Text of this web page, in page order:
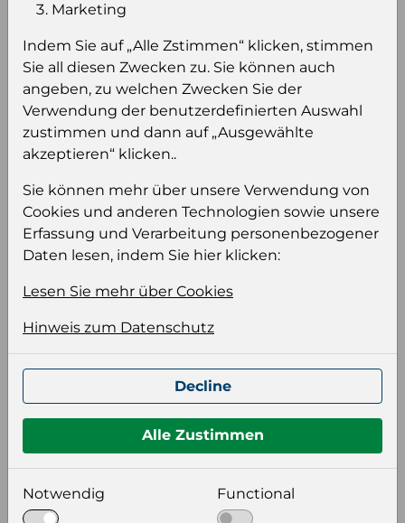
Einloggen um den Preis zu
Sie müssen eingeloggt sein, um Preise zu
sehen und/oder dieses Produkt zu kaufen.
Einloggen Anmeldung für B2B Konto
Produktinformation
Ihre Produktdatei aus
Sprache
Bildeinstellungen
wählen Sie eine Auflösung für Ihr Bild aus
Marketing
Indem Sie auf „Alle Zstimmen“ klicken, stimmen
Sie all diesen Zwecken zu. Sie können auch
angeben, zu welchen Zwecken Sie der
Verwendung der benutzerdefinierten Auswahl
zustimmen und dann auf „Ausgewählte
akzeptieren“ klicken..
Sie können mehr über unsere Verwendung von
Cookies und anderen Technologien sowie unsere
Erfassung und Verarbeitung personenbezogener
Daten lesen, indem Sie hier klicken:
Lesen Sie mehr über Cookies
Hinweis zum Datenschutz
Decline
Alle Zustimmen
Notwendig Functional